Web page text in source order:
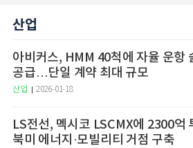
산업
아비커스, HMM 40척에 자율 운항
공급…단일 계약 최대 규모
산업 2026-01-18
LS전선, 멕시코 LSCMX에 2300억
북미 에너지·모빌리티 거점 구축